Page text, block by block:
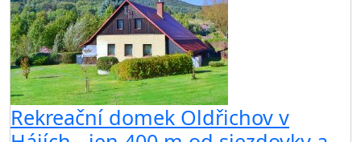
Rekreační domek Oldřichov v